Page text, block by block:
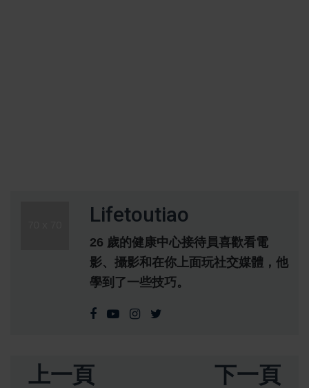
Lifetoutiao
26 歲的健康中心接待員喜歡看電
影、攝影和在你上面玩社交媒體，他
學到了一些技巧。
上一頁 下一頁